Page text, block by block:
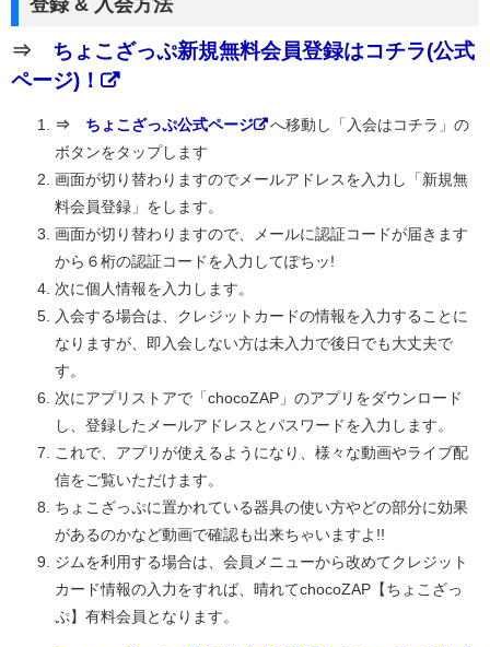
⇒ ちょこざっぷ新規無料会員登録はコチラ(公式
ページ)！
⇒ ちょこざっぷ公式ページ
へ移動し「入会はコチラ」の
ボタンをタップします
画面が切り替わりますのでメールアドレスを入力し「新規無
料会員登録」をします。
画面が切り替わりますので、メールに認証コードが届きます
から６桁の認証コードを入力してぽちッ!
次に個人情報を入力します。
入会する場合は、クレジットカードの情報を入力することに
なりますが、即入会しない方は未入力で後日でも大丈夫で
す。
次にアプリストアで「chocoZAP」のアプリをダウンロード
し、登録したメールアドレスとパスワードを入力します。
これで、アプリが使えるようになり、様々な動画やライブ配
信をご覧いただけます。
ちょこざっぷに置かれている器具の使い方やどの部分に効果
があるのかなど動画で確認も出来ちゃいますよ!!
ジムを利用する場合は、会員メニューから改めてクレジット
カード情報の入力をすれば、晴れてchocoZAP【ちょこざっ
ぷ】有料会員となります。